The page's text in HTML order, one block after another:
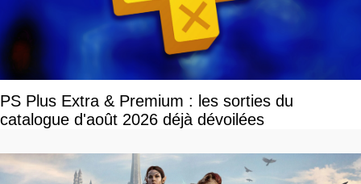
PS Plus Extra & Premium : les sorties du
catalogue d'août 2026 déjà dévoilées